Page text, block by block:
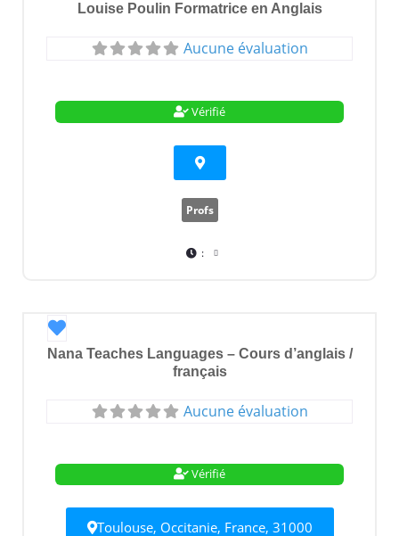
Louise Poulin Formatrice en Anglais
Aucune évaluation
Vérifié
Profs
:
Favori
Nana Teaches Languages – Cours d’anglais /
français
Aucune évaluation
Vérifié
Toulouse, Occitanie, France, 31000